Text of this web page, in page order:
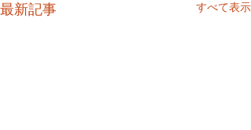
最新記事 すべて表示